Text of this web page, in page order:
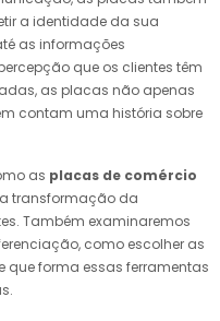
a identidade da sua
as informações
que os clientes têm
as placas não apenas
contam uma história sobre
as placas de comércio
transformação da
Também examinaremos
como escolher as
que forma essas ferramentas